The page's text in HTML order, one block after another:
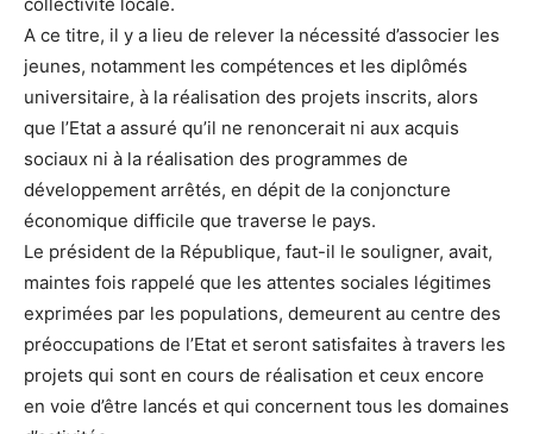
A ce titre, il y a lieu de relever la nécessité d’associer les
jeunes, notamment les compétences et les diplômés
universitaire, à la réalisation des projets inscrits, alors
que l’Etat a assuré qu’il ne renoncerait ni aux acquis
sociaux ni à la réalisation des programmes de
développement arrêtés, en dépit de la conjoncture
économique difficile que traverse le pays.
Le président de la République, faut-il le souligner, avait,
maintes fois rappelé que les attentes sociales légitimes
exprimées par les populations, demeurent au centre des
préoccupations de l’Etat et seront satisfaites à travers les
projets qui sont en cours de réalisation et ceux encore
en voie d’être lancés et qui concernent tous les domaines